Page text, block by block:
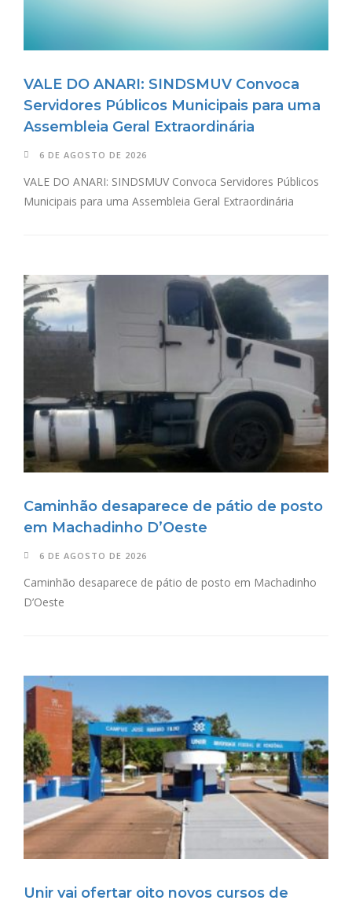
VALE DO ANARI: SINDSMUV Convoca
Servidores Públicos Municipais para uma
Assembleia Geral Extraordinária
6 DE AGOSTO DE 2026
VALE DO ANARI: SINDSMUV Convoca Servidores Públicos
Municipais para uma Assembleia Geral Extraordinária
Caminhão desaparece de pátio de posto
em Machadinho D’Oeste
6 DE AGOSTO DE 2026
Caminhão desaparece de pátio de posto em Machadinho
D’Oeste
Unir vai ofertar oito novos cursos de